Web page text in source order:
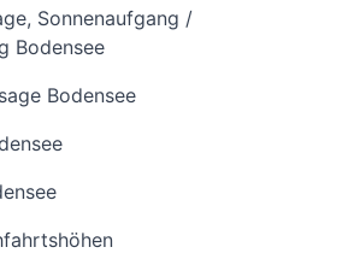
Sonnenaufgang /
Bodensee
Bodensee
(Friedrichshafen)